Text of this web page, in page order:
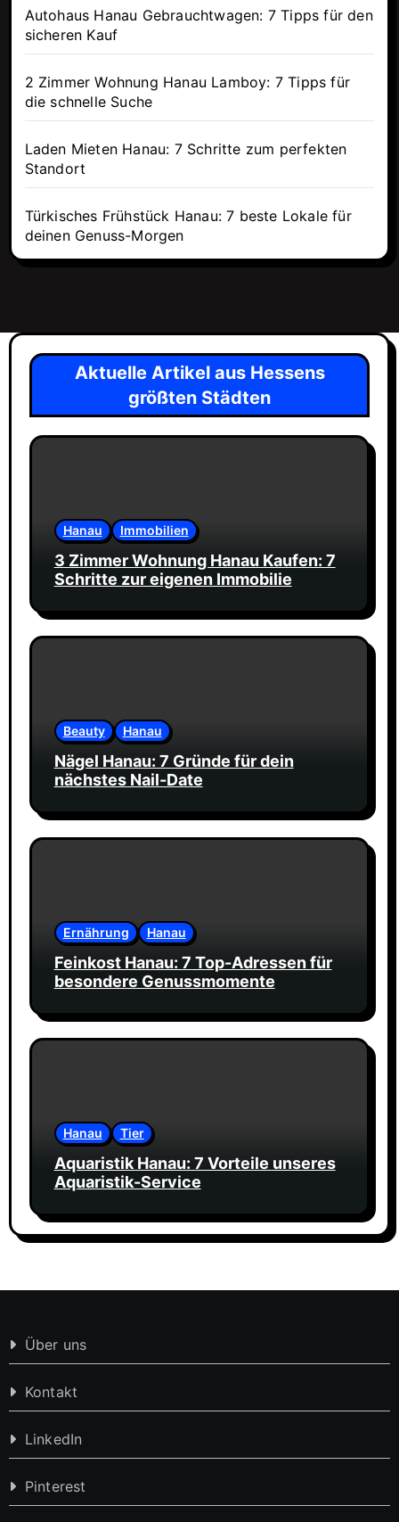
Autohaus Hanau Gebrauchtwagen: 7 Tipps für den
sicheren Kauf
2 Zimmer Wohnung Hanau Lamboy: 7 Tipps für
die schnelle Suche
Laden Mieten Hanau: 7 Schritte zum perfekten
Standort
Türkisches Frühstück Hanau: 7 beste Lokale für
deinen Genuss-Morgen
Aktuelle Artikel aus Hessens
größten Städten
Hanau Immobilien
3 Zimmer Wohnung Hanau Kaufen: 7
Schritte zur eigenen Immobilie
Beauty Hanau
Nägel Hanau: 7 Gründe für dein
nächstes Nail-Date
Ernährung Hanau
Feinkost Hanau: 7 Top-Adressen für
besondere Genussmomente
Hanau Tier
Aquaristik Hanau: 7 Vorteile unseres
Aquaristik-Service
Über uns
Kontakt
LinkedIn
Pinterest